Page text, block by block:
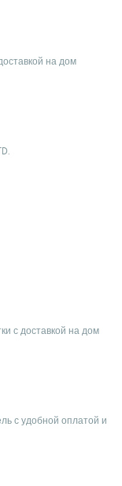
на дом
с доставкой на дом
с удобной оплатой и